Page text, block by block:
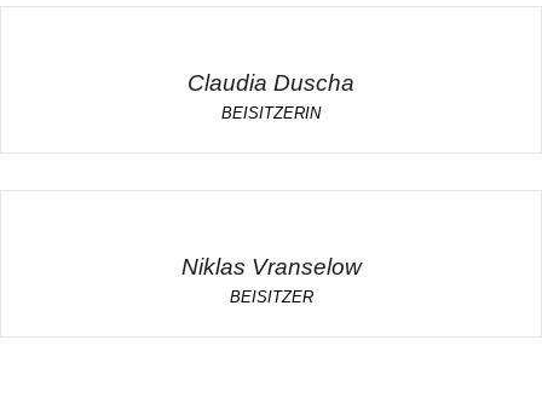
Claudia Duscha
BEISITZERIN
Niklas Vranselow
BEISITZER